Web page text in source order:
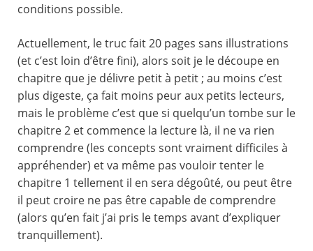
conditions possible.
Actuellement, le truc fait 20 pages sans illustrations
(et c’est loin d’être fini), alors soit je le découpe en
chapitre que je délivre petit à petit ; au moins c’est
plus digeste, ça fait moins peur aux petits lecteurs,
mais le problème c’est que si quelqu’un tombe sur le
chapitre 2 et commence la lecture là, il ne va rien
comprendre (les concepts sont vraiment difficiles à
appréhender) et va même pas vouloir tenter le
chapitre 1 tellement il en sera dégoûté, ou peut être
il peut croire ne pas être capable de comprendre
(alors qu’en fait j’ai pris le temps avant d’expliquer
tranquillement).